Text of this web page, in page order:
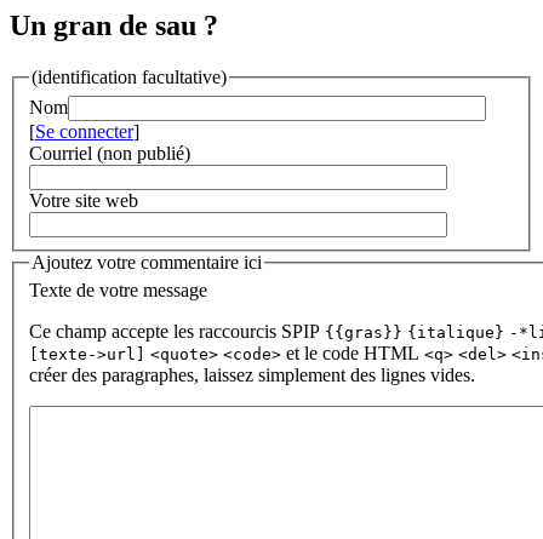
Un gran de sau ?
(identification facultative)
Nom
[Se connecter]
Courriel (non publié)
Votre site web
Ajoutez votre commentaire ici
Texte de votre message
Ce champ accepte les raccourcis SPIP {{gras}} {italique} -
[texte->url]
<quote> <code> et le code HTML <q> <del>
créer des paragraphes, laissez simplement des lignes vides.